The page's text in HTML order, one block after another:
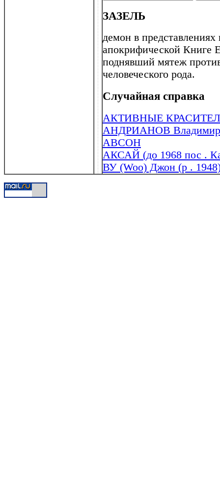
ЗАЗЕЛЬ
демон в
апокрифической Книге
поднявший мятеж
человеческого рода.
Случайная справка
АКТИВНЫЕ
АНДРИАНОВ Владимир
АВСОН
АКСАЙ (до 1968 пос .
ВУ (Woo) Джон (р .